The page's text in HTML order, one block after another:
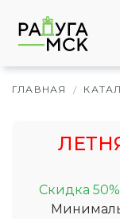
ГЛАВНАЯ /
Скидка